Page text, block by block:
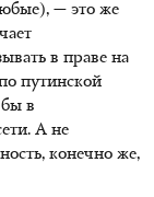
— это же
в праве на
путинской
в
А не
конечно же,